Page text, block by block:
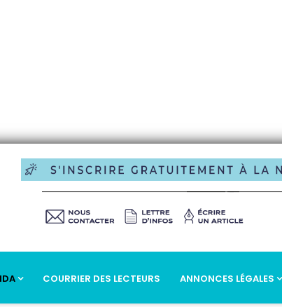
COURRIER DES LECTEURS ANNONCES LÉGALES